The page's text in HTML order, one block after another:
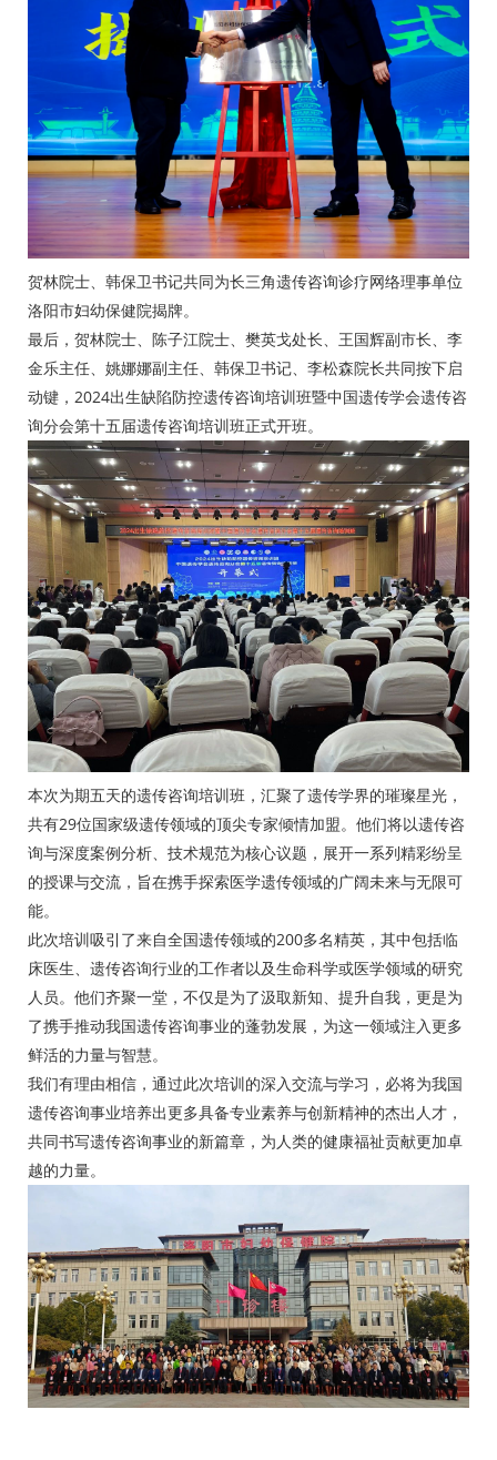
贺林院士、韩保卫书记共同为长三角遗传咨询诊疗网络理事单位
洛阳市妇幼保健院揭牌。
最后，贺林院士、陈子江院士、樊英戈处长、王国辉副市长、李
金乐主任、姚娜娜副主任、韩保卫书记、李松森院长共同按下启
动键，2024出生缺陷防控遗传咨询培训班暨中国遗传学会遗传咨
询分会第十五届遗传咨询培训班正式开班。
本次为期五天的遗传咨询培训班，汇聚了遗传学界的璀璨星光，
共有29位国家级遗传领域的顶尖专家倾情加盟。他们将以遗传咨
询与深度案例分析、技术规范为核心议题，展开一系列精彩纷呈
的授课与交流，旨在携手探索医学遗传领域的广阔未来与无限可
能。
此次培训吸引了来自全国遗传领域的200多名精英，其中包括临
床医生、遗传咨询行业的工作者以及生命科学或医学领域的研究
人员。他们齐聚一堂，不仅是为了汲取新知、提升自我，更是为
了携手推动我国遗传咨询事业的蓬勃发展，为这一领域注入更多
鲜活的力量与智慧。
我们有理由相信，通过此次培训的深入交流与学习，必将为我国
遗传咨询事业培养出更多具备专业素养与创新精神的杰出人才，
共同书写遗传咨询事业的新篇章，为人类的健康福祉贡献更加卓
越的力量。